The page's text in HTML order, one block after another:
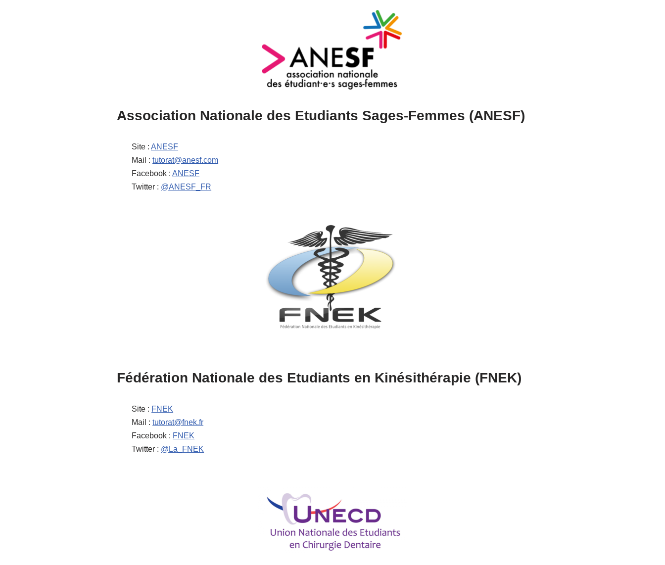
Association Nationale des Etudiants Sages-Femmes (ANESF)
Site :ANESF
Mail :tutorat@anesf.com
Facebook :ANESF
Twitter : @ANESF_FR
Fédération Nationale des Etudiants en Kinésithérapie (FNEK)
Site : FNEK
Mail :tutorat@fnek.fr
Facebook : FNEK
Twitter : @La_FNEK